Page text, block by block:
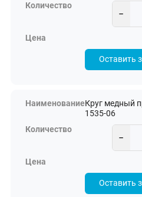
−
Оставить
Круг медный
1535-06
−
Оставить